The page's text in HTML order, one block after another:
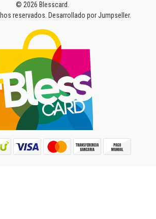
© 2026 Blesscard.
reservados. Desarrollado por Jumpseller.